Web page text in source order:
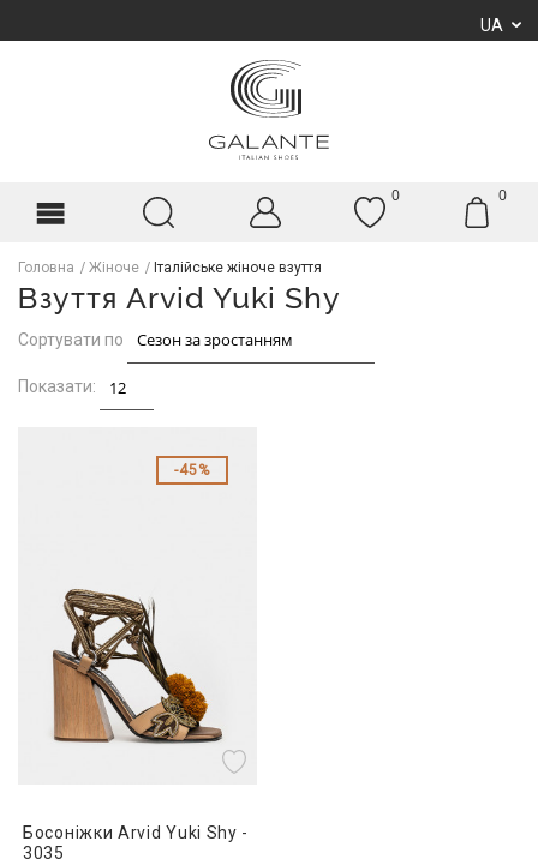
UA
0 0
Головна Жіноче Італійське жіноче взуття
Взуття Arvid Yuki Shy
Сортувати по
Показати:
45%
Босоніжки Arvid Yuki Shy -
3035